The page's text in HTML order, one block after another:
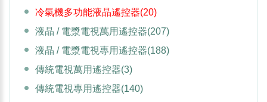
冷氣機多功能液晶遙控器(20)
液晶 / 電漿電視萬用遙控器(207)
液晶 / 電漿電視專用遙控器(188)
傳統電視萬用遙控器(3)
傳統電視專用遙控器(140)